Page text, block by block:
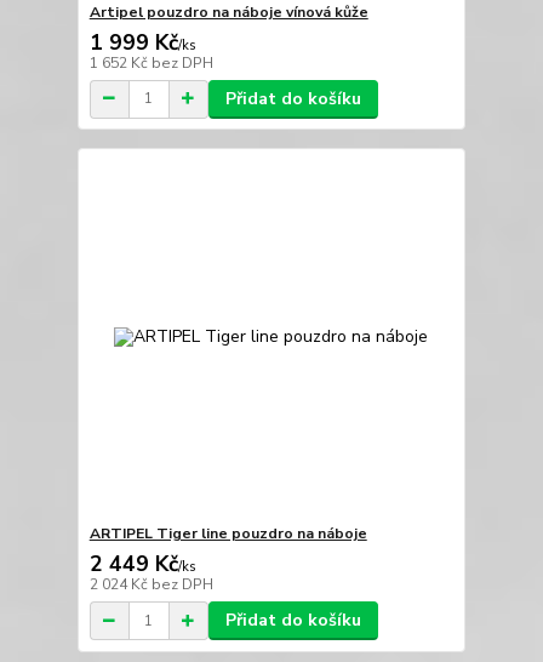
Artipel pouzdro na náboje vínová kůže
1 999 Kč/ks
1 652 Kč bez DPH
Přidat do košíku
ARTIPEL Tiger line pouzdro na náboje
2 449 Kč/ks
2 024 Kč bez DPH
Přidat do košíku